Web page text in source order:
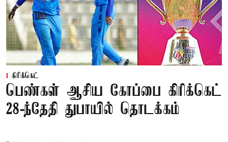
கிரிக்கெட்
பெண்கள் ஆசிய கோப்பை கிரிக்கெட்
28-ந்தேதி துபாயில் தொடக்கம்